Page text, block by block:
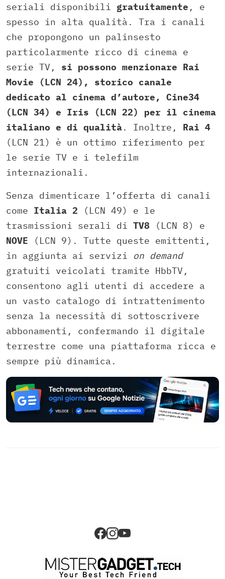
seriali disponibili gratuitamente , e
spesso in alta qualità. Tra i canali
che propongono un palinsesto
particolarmente ricco di cinema e
serie TV, si possono menzionare Rai
Movie (LCN 24), storico canale
dedicato al cinema d’autore, Cine34
(LCN 34) e Iris (LCN 22) per il cinema
italiano e di qualità. Inoltre, Rai 4
(LCN 21) è un ottimo riferimento per
le serie TV e i telefilm
internazionali.
Senza dimenticare l’offerta di canali
come Italia 2 (LCN 49) e le
trasmissioni serali di TV8 (LCN 8) e
NOVE (LCN 9). Tutte queste emittenti,
in aggiunta ai servizi on demand
gratuiti veicolati tramite HbbTV,
consentono agli utenti di accedere a
un vasto catalogo di intrattenimento
senza la necessità di sottoscrivere
abbonamenti, confermando il digitale
terrestre come una piattaforma ricca e
sempre più dinamica.